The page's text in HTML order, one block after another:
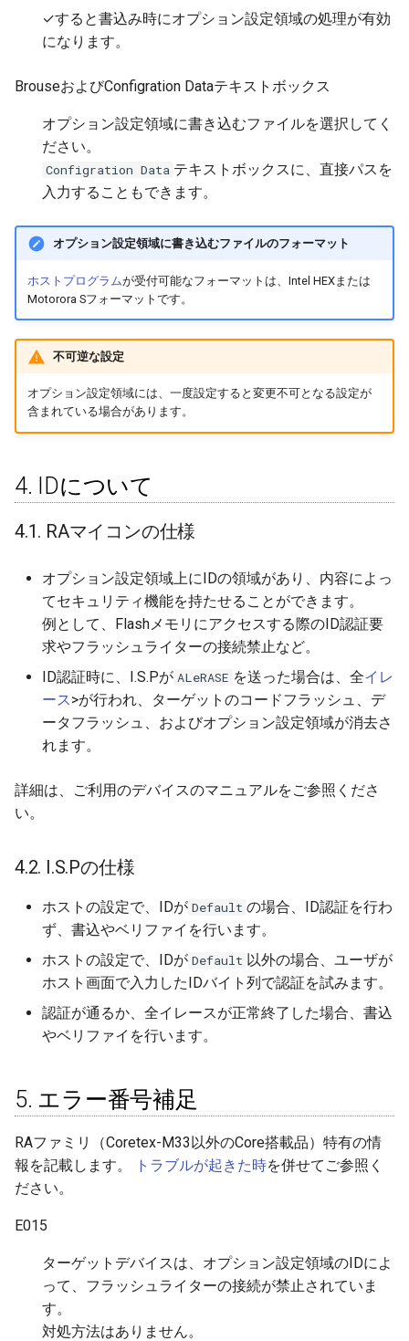
✓すると書込み時にオプション設定領域の処理が有効
になります。
BrouseおよびConfigration Dataテキストボックス
オプション設定領域に書き込むファイルを選択してく
ださい。
Configration Data テキストボックスに、直接パスを
入力することもできます。
オプション設定領域に書き込むファイルのフォーマット
ホストプログラムが受付可能なフォーマットは、Intel HEXまたは
Motorora Sフォーマットです。
不可逆な設定
オプション設定領域には、一度設定すると変更不可となる設定が
含まれている場合があります。
4. IDについて
4.1. RAマイコンの仕様
オプション設定領域上にIDの領域があり、内容によっ
てセキュリティ機能を持たせることができます。
例として、Flashメモリにアクセスする際のID認証要
求やフラッシュライターの接続禁止など。
ID認証時に、I.S.Pが ALeRASE を送った場合は、全イレ
ース>が行われ、ターゲットのコードフラッシュ、デ
ータフラッシュ、およびオプション設定領域が消去さ
れます。
詳細は、ご利用のデバイスのマニュアルをご参照くださ
い。
4.2. I.S.Pの仕様
ホストの設定で、IDが Default の場合、ID認証を行わ
ず、書込やベリファイを行います。
ホストの設定で、IDが Default 以外の場合、ユーザが
ホスト画面で入力したIDバイト列で認証を試みます。
認証が通るか、全イレースが正常終了した場合、書込
やベリファイを行います。
5. エラー番号補足
RAファミリ（Coretex-M33以外のCore搭載品）特有の情
報を記載します。
トラブルが起きた時を併せてご参照く
ださい。
E015
ターゲットデバイスは、オプション設定領域のIDによ
って、フラッシュライターの接続が禁止されていま
す。
対処方法はありません。